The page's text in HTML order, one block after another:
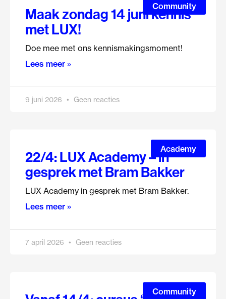
Community
Maak zondag 14 juni kennis
met LUX!
Doe mee met ons kennismakingsmoment!
Lees meer »
9 juni 2026 Geen reacties
Academy
22/4: LUX Academy – in
gesprek met Bram Bakker
LUX Academy in gesprek met Bram Bakker.
Lees meer »
7 april 2026 Geen reacties
Community